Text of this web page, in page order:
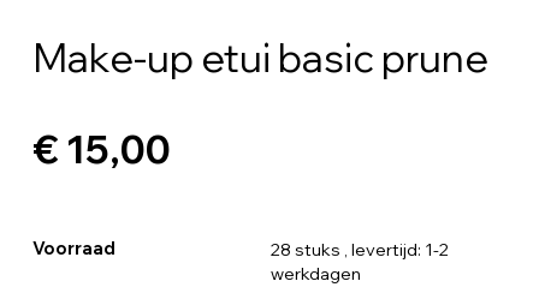
Make-up etui basic prune
€ 15,00
Voorraad 28 stuks , levertijd: 1-2
werkdagen